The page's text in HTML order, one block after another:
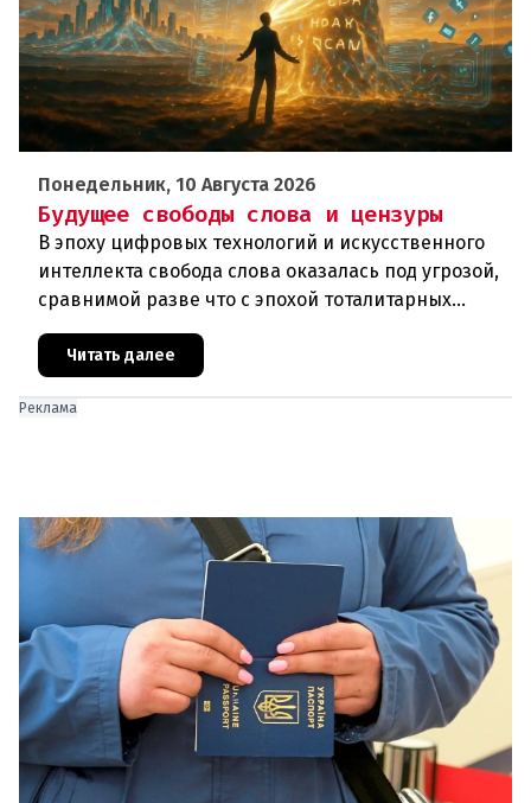
Понедельник, 10 Августа 2026
Будущее свободы слова и цензуры
В эпоху цифровых технологий и искусственного
интеллекта свобода слова оказалась под угрозой,
сравнимой разве что с эпохой тоталитарных
режимов. Государственное давление на соцсети,
непрозрачные алгори
Читать далее
Реклама